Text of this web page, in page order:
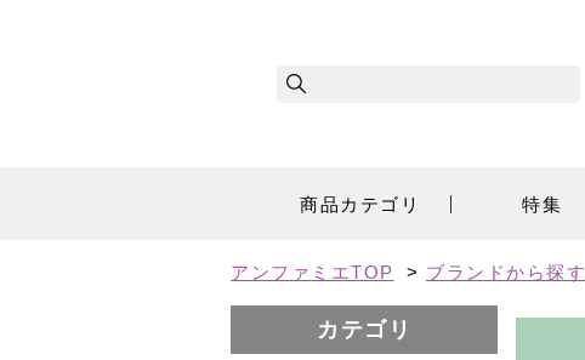
商品カテゴリ 特集
アンファミエTOP > ブランドから探す
カテゴリ